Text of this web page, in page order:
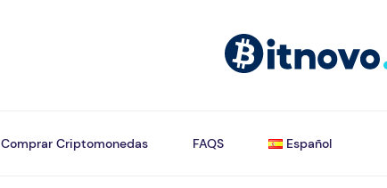
Comprar Criptomonedas FAQS Español